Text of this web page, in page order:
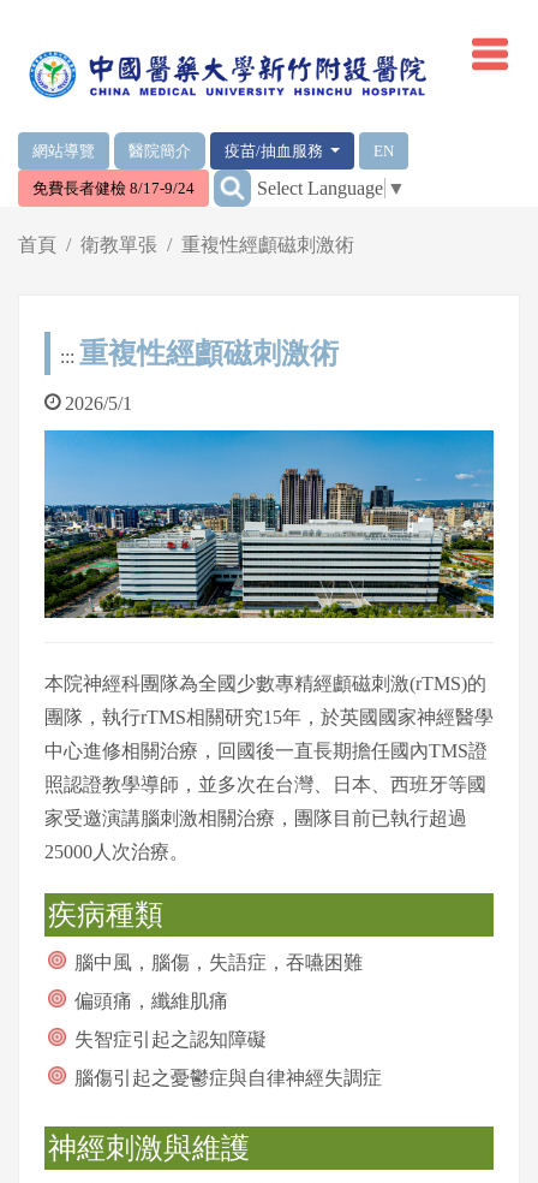
網站導覽 醫院簡介 疫苗/抽血服務 EN
免費長者健檢 8/17-9/24 ::: Select Language ▼
首頁 衛教單張 重複性經顱磁刺激術
::: 重複性經顱磁刺激術
2026/5/1
本院神經科團隊為全國少數專精經顱磁刺激(rTMS)的
團隊，執行rTMS相關研究15年，於英國國家神經醫學
中心進修相關治療，回國後一直長期擔任國內TMS證
照認證教學導師，並多次在台灣、日本、西班牙等國
家受邀演講腦刺激相關治療，團隊目前已執行超過
25000人次治療。
疾病種類
腦中風，腦傷，失語症，吞嚥困難
偏頭痛，纖維肌痛
失智症引起之認知障礙
腦傷引起之憂鬱症與自律神經失調症
神經刺激與維護